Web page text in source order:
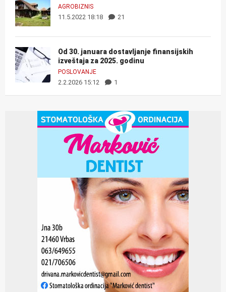
AGROBIZNIS
11.5.2022 18:18 21
Od 30. januara dostavljanje finansijskih
izveštaja za 2025. godinu
POSLOVANJE
2.2.2026 15:12 1